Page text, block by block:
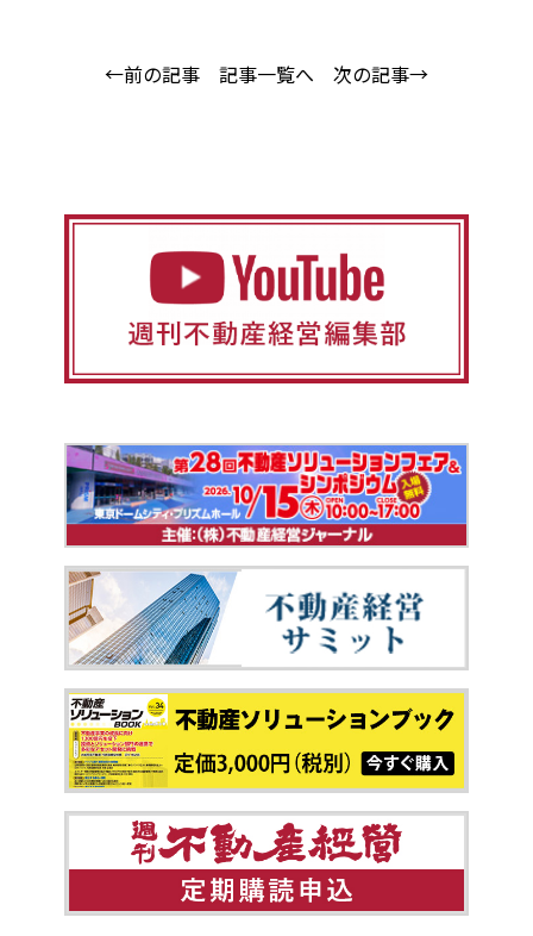
←前の記事 記事一覧へ 次の記事→